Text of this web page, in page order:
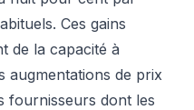
Ces gains
de la capacité à
augmentations de prix
fournisseurs dont les